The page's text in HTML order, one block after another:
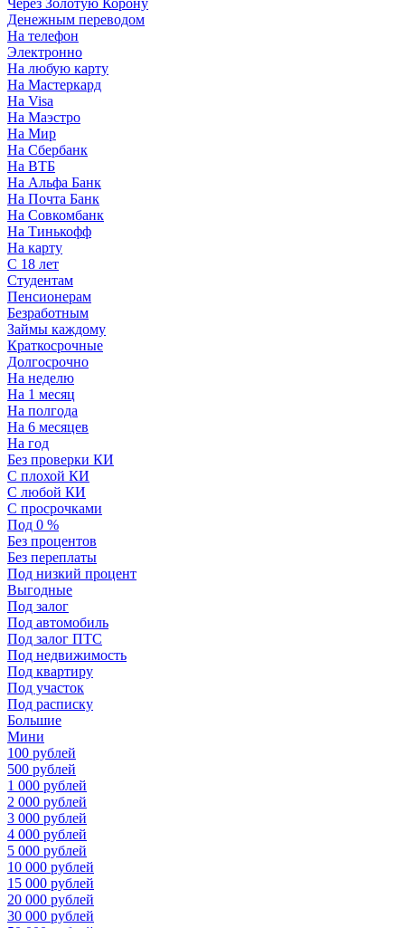
Денежным переводом
На телефон
Электронно
На любую карту
На Мастеркард
На Visa
На Маэстро
На Мир
На Сбербанк
На ВТБ
На Альфа Банк
На Почта Банк
На Совкомбанк
На Тинькофф
На карту
С 18 лет
Студентам
Пенсионерам
Безработным
Займы каждому
Краткосрочные
Долгосрочно
На неделю
На 1 месяц
На полгода
На 6 месяцев
На год
Без проверки КИ
С плохой КИ
С любой КИ
С просрочками
Под 0 %
Без процентов
Без переплаты
Под низкий процент
Выгодные
Под залог
Под автомобиль
Под залог ПТС
Под недвижимость
Под квартиру
Под участок
Под расписку
Большие
Мини
100 рублей
500 рублей
1 000 рублей
2 000 рублей
3 000 рублей
4 000 рублей
5 000 рублей
10 000 рублей
15 000 рублей
20 000 рублей
30 000 рублей